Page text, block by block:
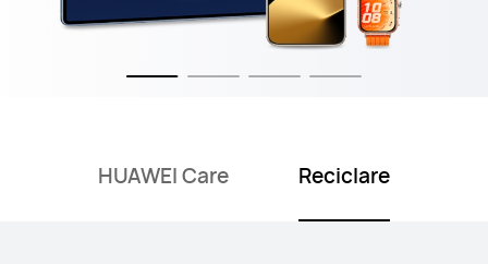
HUAWEI Care Reciclare